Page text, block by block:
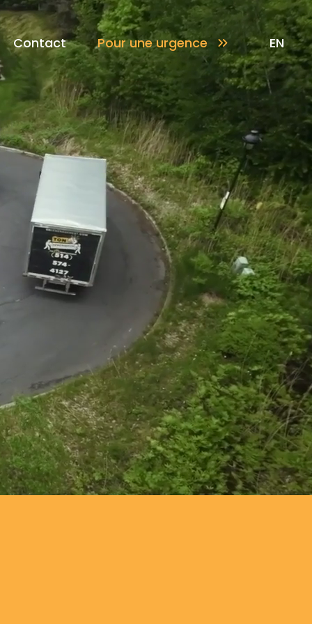
Contact Pour une urgence EN